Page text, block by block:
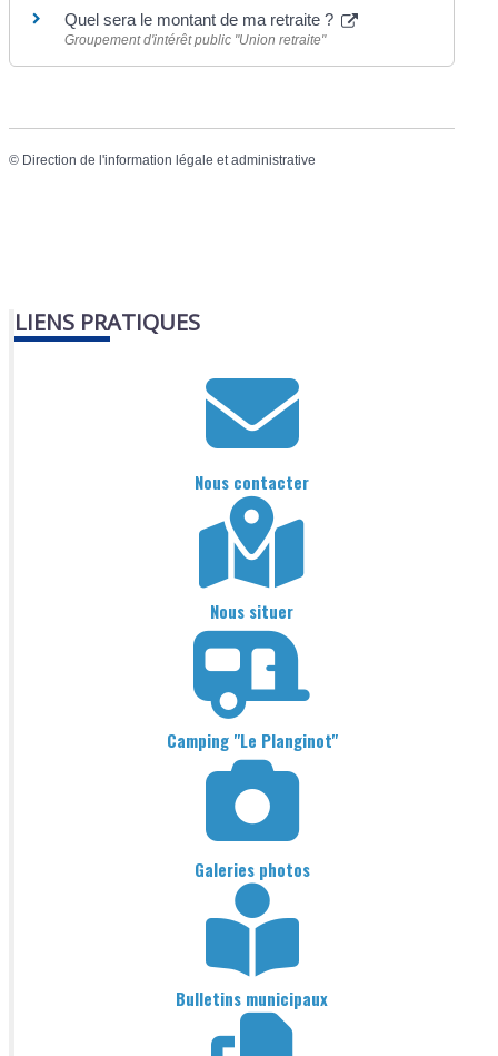
Quel sera le montant de ma retraite ?
Groupement d'intérêt public "Union retraite"
© Direction de l'information légale et administrative
LIENS PRATIQUES
Nous contacter
Nous situer
Camping "Le Planginot"
Galeries photos
Bulletins municipaux